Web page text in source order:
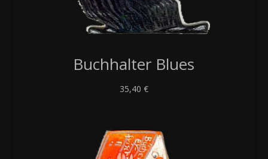
Buchhalter Blues
35,40 €